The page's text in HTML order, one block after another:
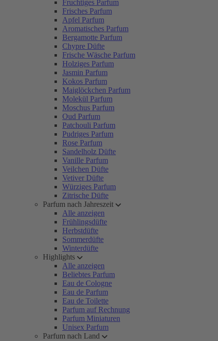
Fruchtiges Parfum
Frisches Parfum
Apfel Parfum
Aromatisches Parfum
Bergamotte Parfum
Chypre Düfte
Frische Wäsche Parfum
Holziges Parfum
Jasmin Parfum
Kokos Parfum
Maiglöckchen Parfum
Molekül Parfum
Moschus Parfum
Oud Parfum
Patchouli Parfum
Pudriges Parfum
Rose Parfum
Sandelholz Düfte
Vanille Parfum
Veilchen Düfte
Vetiver Düfte
Würziges Parfum
Zitrische Düfte
Parfum nach Jahreszeit
Alle anzeigen
Frühlingsdüfte
Herbstdüfte
Sommerdüfte
Winterdüfte
Highlights
Alle anzeigen
Beliebtes Parfum
Eau de Cologne
Eau de Parfum
Eau de Toilette
Parfum auf Rechnung
Parfum Miniaturen
Unisex Parfum
Parfum nach Land